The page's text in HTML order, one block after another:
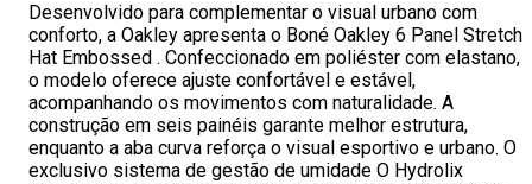
Desenvolvido para complementar o visual urbano com
conforto, a Oakley apresenta o Boné Oakley 6 Panel Stretch
Hat Embossed . Confeccionado em poliéster com elastano,
o modelo oferece ajuste confortável e estável,
acompanhando os movimentos com naturalidade. A
construção em seis painéis garante melhor estrutura,
enquanto a aba curva reforça o visual esportivo e urbano. O
exclusivo sistema de gestão de umidade O Hydrolix